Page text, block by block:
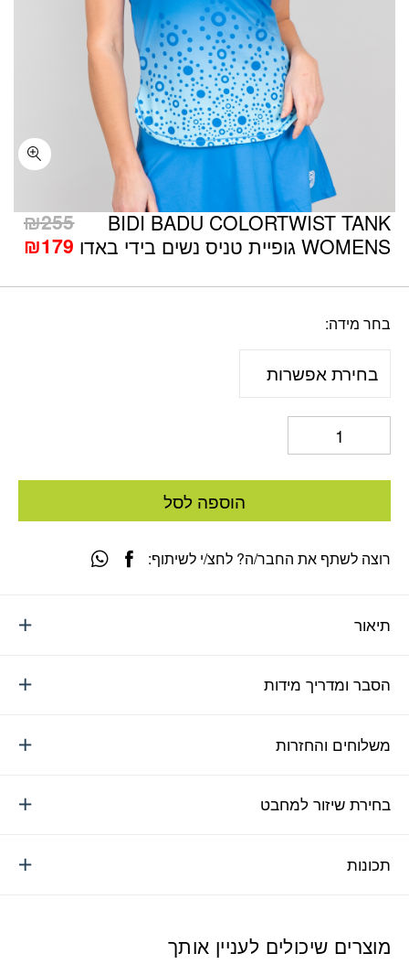
BIDI BADU COLORTWIST TANK
WOMENS גופיית טניס נשים בידי באדו
₪255
₪179
בחר מידה
הוספה לסל
תיאור
הסבר ומדריך מידות
משלוחים והחזרות
בחירת שיזור למחבט
תכונות
רוצה לשתף את החבר/ה? לחצ/י לשיתוף:
מוצרים שיכולים לעניין אותך